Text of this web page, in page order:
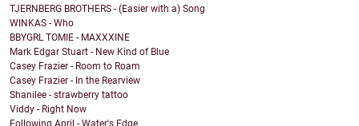
TJERNBERG BROTHERS - (Easier with a) Song
WINKAS - Who
BBYGRL TOMIE - MAXXXINE
Mark Edgar Stuart - New Kind of Blue
Casey Frazier - Room to Roam
Casey Frazier - In the Rearview
Shanilee - strawberry tattoo
Viddy - Right Now
Following April - Water's Edge